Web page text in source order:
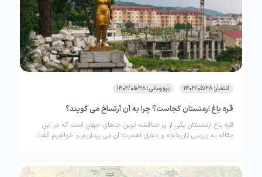
انتشار: 1402/05/28 برورسانی: 1402/05/28
قره باغ ارمنستان کجاست؟ چرا به آن آرتساخ می گویند؟
قره باغ ارمنستان یکی از پر مناقشه ترین جاهای جهان است که در این
مقاله به بررسی تاریخچه و دلایل اهمیت آن می پردازیم و خواهیم گفت